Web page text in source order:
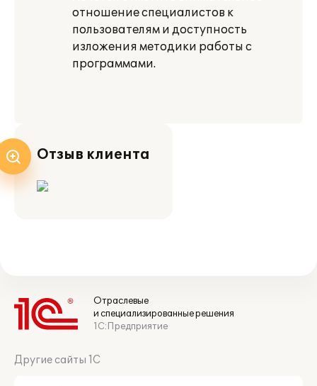
отношение специалистов к
пользователям и доступность
изложения методики работы с
программами.
Отзыв клиента
Отраслевые
и специализированные решения
1С:Предприятие
Другие сайты 1С